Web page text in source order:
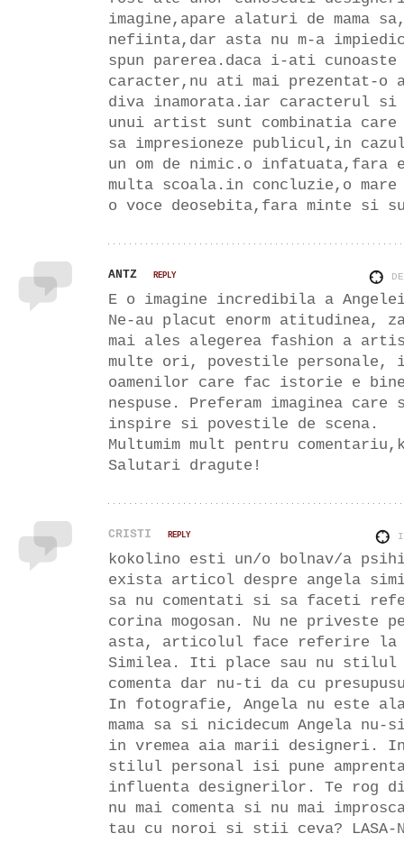
imagine,apare alaturi de mama
nefiinta,dar asta nu m-a
spun parerea.daca i-ati cunoaste
caracter,nu ati mai prezentat-o
diva inamorata.iar caracterul
unui artist sunt combinatia
sa impresioneze publicul,in
un om de nimic.o infatuata,fara
multa scoala.in concluzie,o
o voce deosebita,fara minte si
ANTZ REPLY
E o imagine incredibila a
Ne-au placut enorm atitudinea,
mai ales alegerea fashion a
multe ori, povestile personale,
oamenilor care fac istorie e bine
nespuse. Preferam imaginea care
inspire si povestile de scena.
Multumim mult pentru
Salutari dragute!
CRISTI REPLY
kokolino esti un/o bolnav/a
exista articol despre angela
sa nu comentati si sa faceti
corina mogosan. Nu ne priveste
asta, articolul face referire la
Similea. Iti place sau nu stilul
comenta dar nu-ti da cu
In fotografie, Angela nu este
mama sa si nicidecum Angela nu-
in vremea aia marii designeri.
stilul personal isi pune
influenta designerilor. Te rog
nu mai comenta si nu mai
tau cu noroi si stii ceva? LASA-